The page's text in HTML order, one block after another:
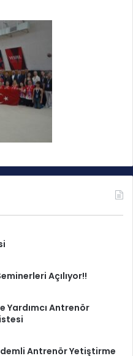
Açılıyor!!
Yardımcı Antrenör
Antrenör Yetiştirme